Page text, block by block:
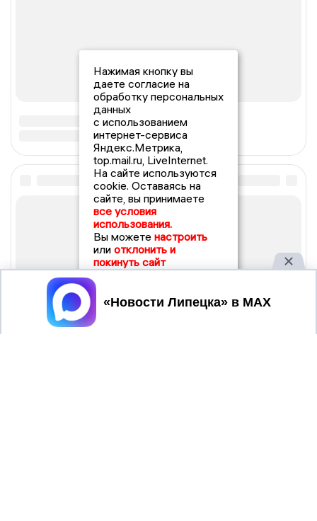
Нажимая кнопку вы
даете согласие на
обработку персональных
данных
с использованием
интернет-сервиса
Яндекс.Метрика,
top.mail.ru, LiveInternet.
На сайте используются
cookie. Оставаясь на
сайте, вы принимаете
все условия
использования.
Вы можете настроить
или отклонить и
покинуть сайт
Принять